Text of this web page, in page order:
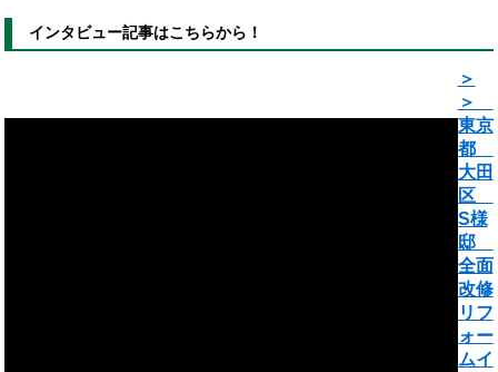
インタビュー記事はこちらから！
＞
＞
東京
都
大田
区
S様
邸
全面
改修
リフ
ォー
ムイ